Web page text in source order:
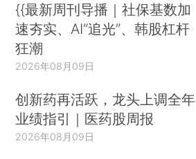
{{最新周刊导播｜社保基数加
速夯实、AI“追光”、韩股杠杆
狂潮
2026年08月09日
创新药再活跃，龙头上调全年
业绩指引｜医药股周报
2026年08月09日